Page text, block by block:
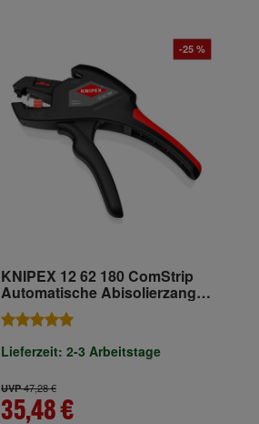
-25 %
KNIPEX 12 62 180 ComStrip
Automatische Abisolierzange
165 mm
Lieferzeit: 2-3 Arbeitstage
UVP47,28 €
35,48 €